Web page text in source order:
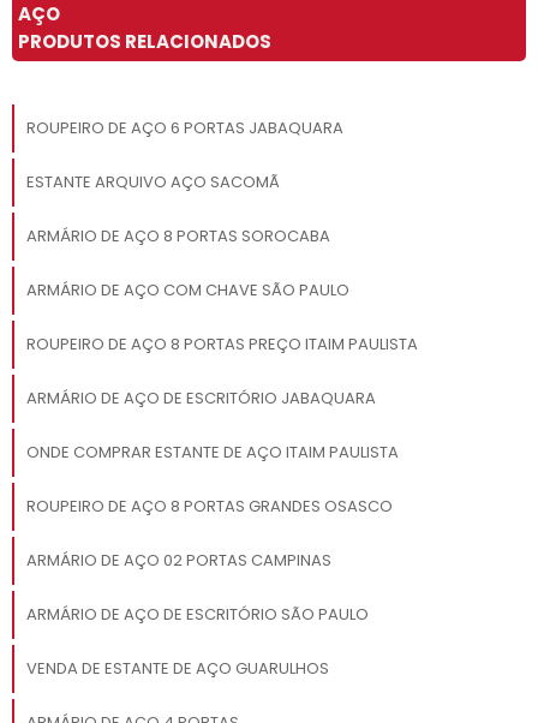
AÇO
PRODUTOS RELACIONADOS
ROUPEIRO DE AÇO 6 PORTAS JABAQUARA
ESTANTE ARQUIVO AÇO SACOMÃ
ARMÁRIO DE AÇO 8 PORTAS SOROCABA
ARMÁRIO DE AÇO COM CHAVE SÃO PAULO
ROUPEIRO DE AÇO 8 PORTAS PREÇO ITAIM PAULISTA
ARMÁRIO DE AÇO DE ESCRITÓRIO JABAQUARA
ONDE COMPRAR ESTANTE DE AÇO ITAIM PAULISTA
ROUPEIRO DE AÇO 8 PORTAS GRANDES OSASCO
ARMÁRIO DE AÇO 02 PORTAS CAMPINAS
ARMÁRIO DE AÇO DE ESCRITÓRIO SÃO PAULO
VENDA DE ESTANTE DE AÇO GUARULHOS